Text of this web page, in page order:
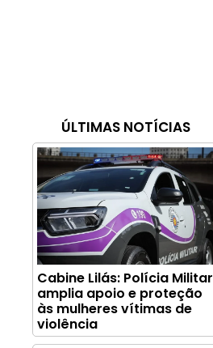
ÚLTIMAS NOTÍCIAS
Cabine Lilás: Polícia Militar
amplia apoio e proteção
às mulheres vítimas de
violência